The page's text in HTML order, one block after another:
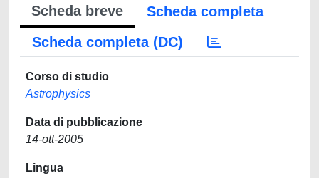
Scheda breve
Scheda completa
Scheda completa (DC)
Corso di studio
Astrophysics
Data di pubblicazione
14-ott-2005
Lingua